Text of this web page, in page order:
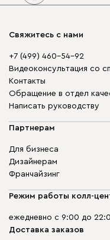
Свяжитесь с нами
+7 (499) 460-54-92
Видеоконсультация со
Контакты
Обращение в отдел
Написать руководству
Партнерам
Для бизнеса
Дизайнерам
Франчайзинг
Режим работы колл-
ежедневно с 9:00 до
Доставка заказов